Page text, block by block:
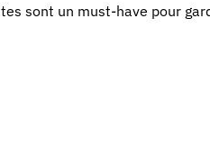
sont un must-have pour